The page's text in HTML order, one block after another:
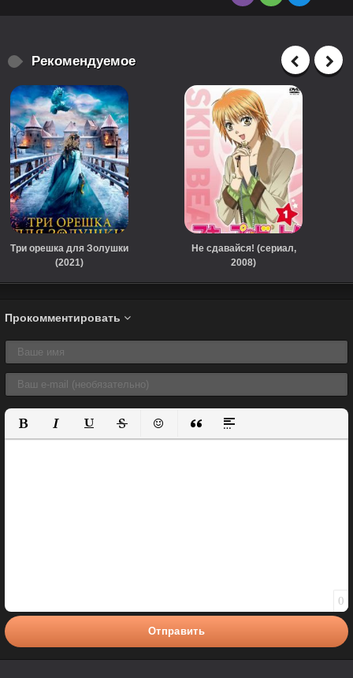
Рекомендуемое
Три орешка для Золушки
(2021)
Не сдавайся! (сериал,
2008)
Прокомментировать
Полужирный
КурсивПодчеркнутый
ЗачеркнутыйВставить смайлик
Вставка цитаты
Вставка спойлера
0
Отправить